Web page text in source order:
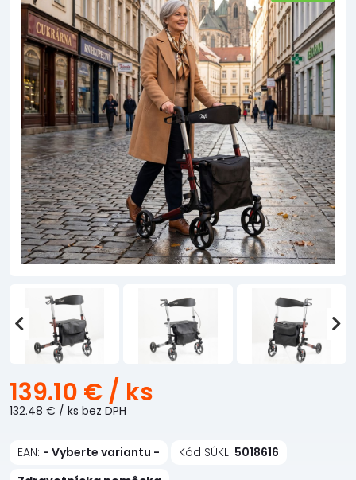
139.10 € / ks
132.48 € / ks bez DPH
EAN: - Vyberte variantu - Kód SÚKL: 5018616